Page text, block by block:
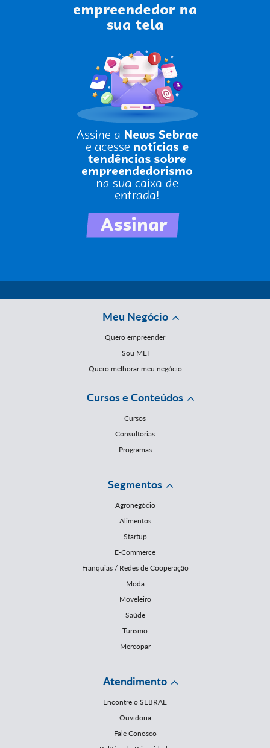
Meu Negócio
Quero empreender
Sou MEI
Quero melhorar meu negócio
Cursos e Conteúdos
Cursos
Consultorias
Programas
Segmentos
Agronegócio
Alimentos
Startup
E-Commerce
Franquias / Redes de Cooperação
Moda
Moveleiro
Saúde
Turismo
Mercopar
Atendimento
Encontre o SEBRAE
Ouvidoria
Fale Conosco